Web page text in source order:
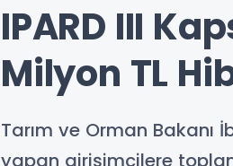
IPARD III
Milyon TL
Tarım ve Orman Bakanı
yapan girişimcilere